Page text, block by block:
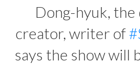
Dong-hyuk,
creator, writer of
says the show will